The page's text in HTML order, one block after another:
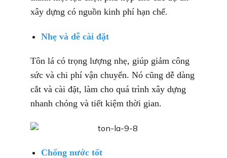
xây dựng có nguồn kinh phí hạn chế.
Nhẹ và dễ cài đặt
Tôn lá có trọng lượng nhẹ, giúp giảm công
sức và chi phí vận chuyển. Nó cũng dễ dàng
cắt và cài đặt, làm cho quá trình xây dựng
nhanh chóng và tiết kiệm thời gian.
Chống nước tốt